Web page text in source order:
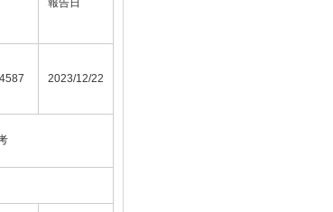
報告日
2023/12/22